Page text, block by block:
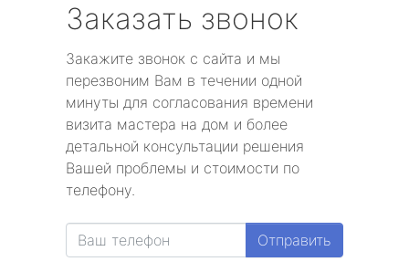
Заказать звонок
Закажите звонок с сайта и мы
перезвоним Вам в течении одной
минуты для согласования времени
визита мастера на дом и более
детальной консультации решения
Вашей проблемы и стоимости по
телефону.
Отправить